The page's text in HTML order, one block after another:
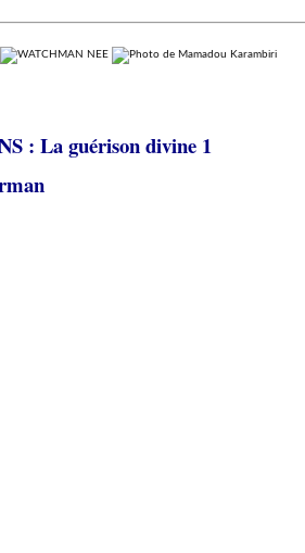
: La guérison divine 1